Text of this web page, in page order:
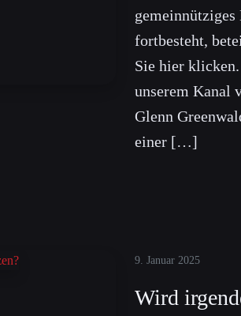
fortbesteht,
Sie hier
unserem Kanal
Glenn
einer […]
9. Januar 2025
Wird